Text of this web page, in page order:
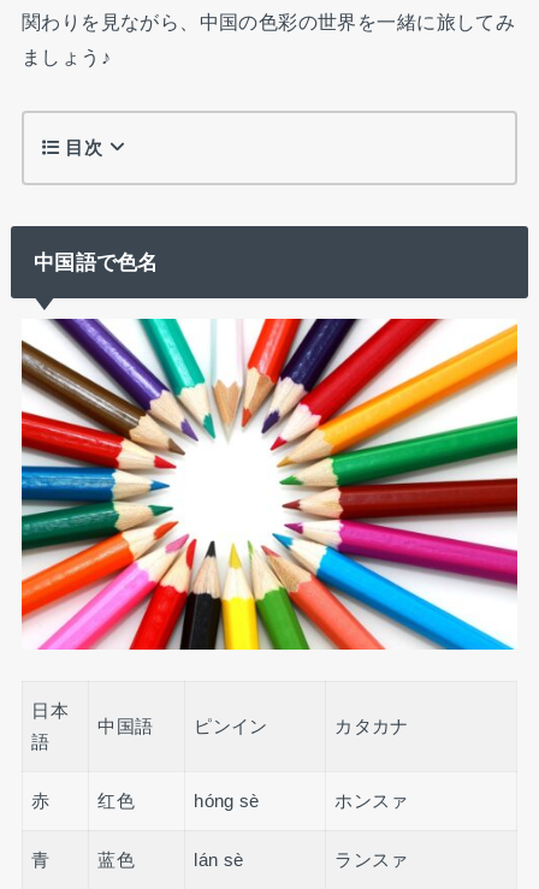
関わりを見ながら、中国の色彩の世界を一緒に旅してみ
ましょう♪
目次
中国語で色名
日本
語
中国語 ピンイン カタカナ
赤 红色 hóng sè ホンスァ
青 蓝色 lán sè ランスァ